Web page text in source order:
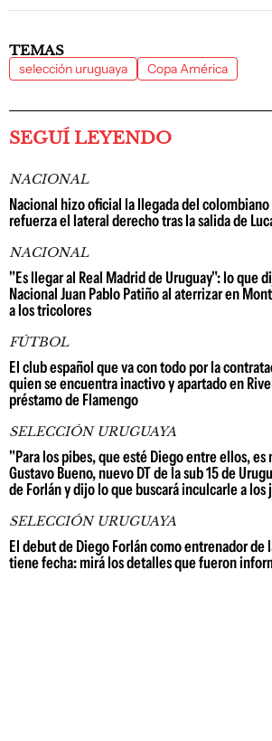
TEMAS
selección uruguaya Copa América
SEGUÍ LEYENDO
NACIONAL
Nacional hizo oficial la llegada del colombiano
refuerza el lateral derecho tras la salida de
NACIONAL
"Es llegar al Real Madrid de Uruguay": lo que
Nacional Juan Pablo Patiño al aterrizar en
a los tricolores
FÚTBOL
El club español que va con todo por la
quien se encuentra inactivo y apartado en
préstamo de Flamengo
SELECCIÓN URUGUAYA
"Para los pibes, que esté Diego entre ellos,
Gustavo Bueno, nuevo DT de la sub 15 de
de Forlán y dijo lo que buscará inculcarle a los
SELECCIÓN URUGUAYA
El debut de Diego Forlán como entrenador de
tiene fecha: mirá los detalles que fueron